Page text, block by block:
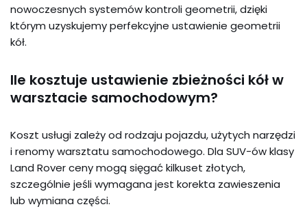
nowoczesnych systemów kontroli geometrii, dzięki
którym uzyskujemy perfekcyjne ustawienie geometrii
kół.
Ile kosztuje ustawienie zbieżności kół w
warsztacie samochodowym?
Koszt usługi zależy od rodzaju pojazdu, użytych narzędzi
i renomy warsztatu samochodowego. Dla SUV-ów klasy
Land Rover ceny mogą sięgać kilkuset złotych,
szczególnie jeśli wymagana jest korekta zawieszenia
lub wymiana części.